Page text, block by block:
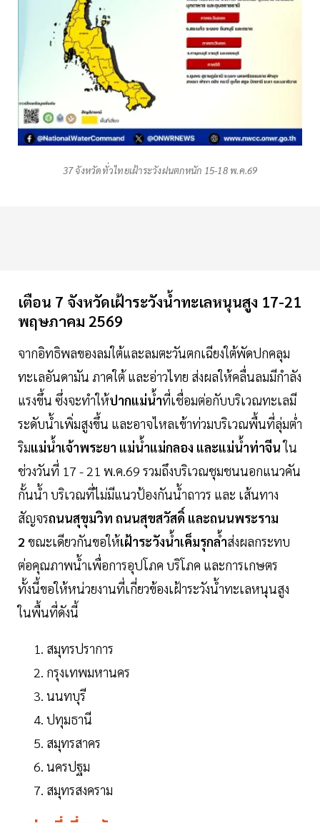
37 จังหวัดทั่วไทยเฝ้าระวังฝนตกหนัก 15-18 พ.ค.69
เตือน 7 จังหวัดเฝ้าระวังน้ำทะเลหนุนสูง 17-21
พฤษภาคม 2569
จากอิทธิพลของลมใต้และลมตะวันตกเฉียงใต้พัดปกคลุม
ทะเลอันดามัน ภาคใต้ และอ่าวไทย ส่งผลให้คลื่นลมมีกำลัง
แรงขึ้น ซึ่งจะทำให้ปากแม่น้ำที่เชื่อมต่อกับบริเวณทะเลมี
ระดับน้ำเพิ่มสูงขึ้น และอาจไหลเข้าท่วมบริเวณพื้นที่ลุ่มต่ำ
ริมแม่น้ำเจ้าพระยา แม่น้ำแม่กลอง และแม่น้ำท่าจีนใน
ช่วงวันที่ 17 - 21 พ.ค.69 รวมถึงบริเวณชุมชนนอกแนวคัน
กั้นน้ำ บริเวณที่ไม่มีแนวป้องกันน้ำถาวร และ เส้นทาง
สัญจรถนนสุขุมวิท ถนนสุขสวัสดิ์ และถนนพระราม
2 ขณะเดียวกันขอให้เฝ้าระวังน้ำเค็มรุกล้ำส่งผลกระทบ
ต่อคุณภาพน้ำเพื่อการอุปโภค บริโภค และการเกษตร
ทั้งนี้ขอให้หน่วยงานที่เกี่ยวข้องเฝ้าระวังน้ำทะเลหนุนสูง
ในพื้นที่ดังนี้
สมุทรปราการ
กรุงเทพมหานคร
นนทบุรี
ปทุมธานี
สมุทรสาคร
นครปฐม
สมุทรสงคราม